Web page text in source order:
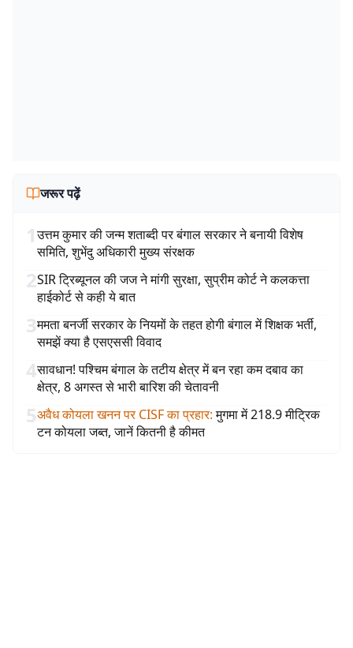
जरूर पढ़ें
1उत्तम कुमार की जन्म शताब्दी पर बंगाल सरकार ने बनायी विशेष
समिति, शुभेंदु अधिकारी मुख्य संरक्षक
2SIR ट्रिब्यूनल की जज ने मांगी सुरक्षा, सुप्रीम कोर्ट ने कलकत्ता
हाईकोर्ट से कही ये बात
3ममता बनर्जी सरकार के नियमों के तहत होगी बंगाल में शिक्षक भर्ती,
समझें क्या है एसएससी विवाद
4सावधान! पश्चिम बंगाल के तटीय क्षेत्र में बन रहा कम दबाव का
क्षेत्र, 8 अगस्त से भारी बारिश की चेतावनी
5अवैध कोयला खनन पर CISF का प्रहार: मुगमा में 218.9 मीट्रिक
टन कोयला जब्त, जानें कितनी है कीमत